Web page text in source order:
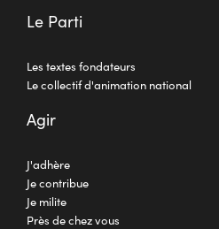
Le Parti
Les textes fondateurs
Le collectif d'animation national
Agir
J'adhère
Je contribue
Je milite
Près de chez vous